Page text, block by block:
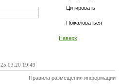
Цитировать
Пожаловаться
Наверх
25.03.20 19:49
Правила размещения информации